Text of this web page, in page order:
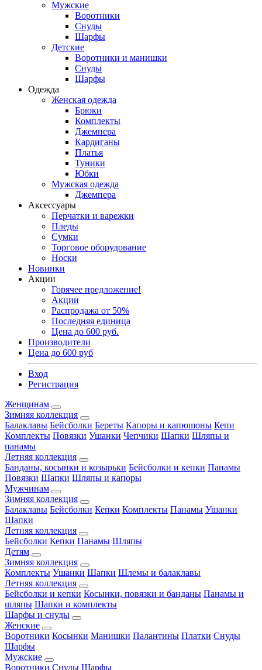
Мужские
Воротники
Снуды
Шарфы
Детские
Воротники и манишки
Снуды
Шарфы
Одежда
Женская одежда
Брюки
Комплекты
Джемпера
Кардиганы
Платья
Туники
Юбки
Мужская одежда
Джемпера
Аксессуары
Перчатки и варежки
Пледы
Сумки
Торговое оборудование
Носки
Новинки
Акции
Горячее предложение!
Акции
Распродажа от 50%
Последняя единица
Цена до 600 руб.
Производители
Цена до 600 руб
Вход
Регистрация
Женщинам
Зимняя коллекция
Балаклавы Бейсболки Береты Капоры и капюшоны Кепи
Комплекты Повязки Ушанки Чепчики Шапки Шляпы и
панамы
Летняя коллекция
Банданы, косынки и козырьки Бейсболки и кепки Панамы
Повязки Шапки Шляпы и капоры
Мужчинам
Зимняя коллекция
Балаклавы Бейсболки Кепки Комплекты Панамы Ушанки
Шапки
Летняя коллекция
Бейсболки Кепки Панамы Шляпы
Детям
Зимняя коллекция
Комплекты Ушанки Шапки Шлемы и балаклавы
Летняя коллекция
Бейсболки и кепки Косынки, повязки и банданы Панамы и
шляпы Шапки и комплекты
Шарфы и снуды
Женские
Воротники Косынки Манишки Палантины Платки Снуды
Шарфы
Мужские
Воротники Снуды Шарфы